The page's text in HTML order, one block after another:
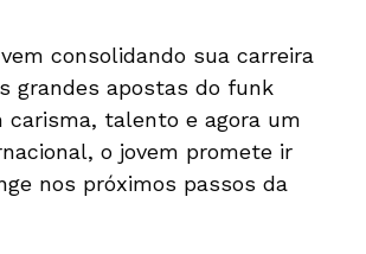
consolidando sua carreira
grandes apostas do funk
carisma, talento e agora um
o jovem promete ir
nos próximos passos da